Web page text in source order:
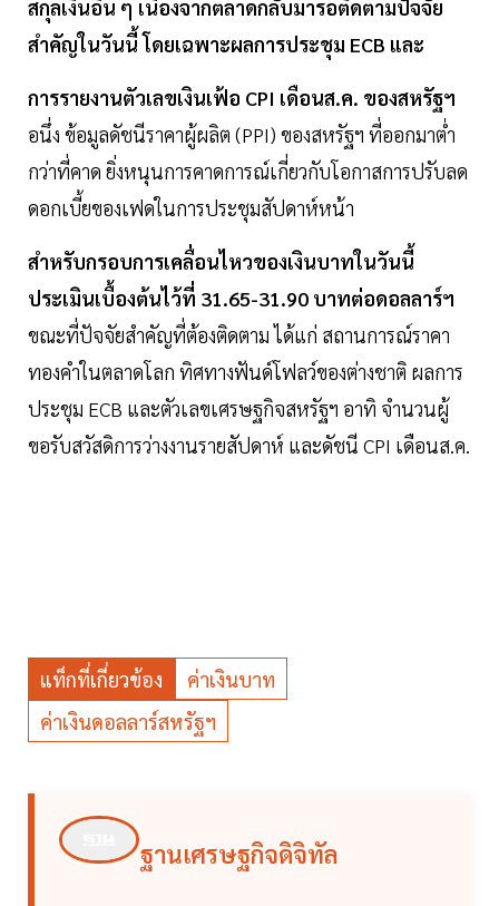
สกุลเงินอื่น ๆ เนื่องจากตลาดกลับมารอติดตามปัจจัย
สำคัญในวันนี้ โดยเฉพาะผลการประชุม ECB และ
การรายงานตัวเลขเงินเฟ้อ CPI เดือนส.ค. ของสหรัฐฯ
อนึ่ง ข้อมูลดัชนีราคาผู้ผลิต (PPI) ของสหรัฐฯ ที่ออกมาต่ำ
กว่าที่คาด ยิ่งหนุนการคาดการณ์เกี่ยวกับโอกาสการปรับลด
ดอกเบี้ยของเฟดในการประชุมสัปดาห์หน้า
สำหรับกรอบการเคลื่อนไหวของเงินบาทในวันนี้
ประเมินเบื้องต้นไว้ที่ 31.65-31.90 บาทต่อดอลลาร์ฯ
ขณะที่ปัจจัยสำคัญที่ต้องติดตาม ได้แก่ สถานการณ์ราคา
ทองคำในตลาดโลก ทิศทางฟันด์โฟลว์ของต่างชาติ ผลการ
ประชุม ECB และตัวเลขเศรษฐกิจสหรัฐฯ อาทิ จำนวนผู้
ขอรับสวัสดิการว่างงานรายสัปดาห์ และดัชนี CPI เดือนส.ค.
แท็กที่เกี่ยวข้อง
ค่าเงินบาท
ค่าเงินดอลลาร์สหรัฐฯ
ฐานเศรษฐกิจดิจิทัล